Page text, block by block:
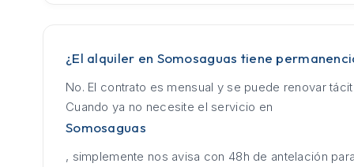
¿El alquiler en Somosaguas tiene
No. El contrato es mensual y se puede renovar
Cuando ya no necesite el servicio en
Somosaguas
, simplemente nos avisa con 48h de antelación